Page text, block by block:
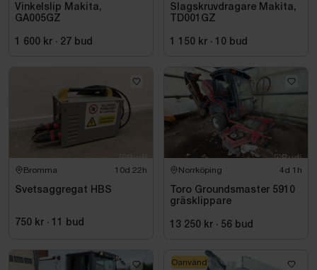
Vinkelslip Makita,
GA005GZ
1 600 kr · 27 bud
Slagskruvdragare Makita,
TD001GZ
1 150 kr · 10 bud
Bromma 10d 22h
Svetsaggregat HBS
750 kr · 11 bud
Norrköping 4d 1h
Toro Groundsmaster 5910
gräsklippare
13 250 kr · 56 bud
Oanvänd